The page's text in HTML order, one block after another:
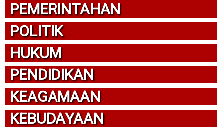
PEMERINTAHAN
POLITIK
HUKUM
PENDIDIKAN
KEAGAMAAN
KEBUDAYAAN